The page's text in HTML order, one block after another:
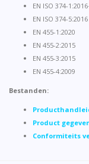
EN ISO 374-
EN ISO 374-5:2016
EN 455-1:2020
EN 455-2:2015
EN 455-3:2015
EN 455-4:2009
Bestanden:
Product
Conformiteits